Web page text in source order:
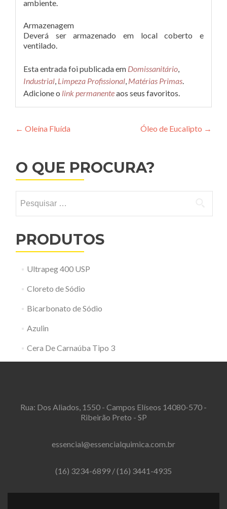
ambiente.
Armazenagem
Deverá ser armazenado em local coberto e
ventilado.
Esta entrada foi publicada em Domissanitário,
Industrial, Limpeza Profissional, Matérias Primas.
Adicione o link permanenteaos seus favoritos.
Navegação
Post
← Oleína Fluída Óleo de Eucalipto →
O QUE PROCURA?
por:
PRODUTOS
Ultrapeg 400 USP
Cloreto de Sódio
Bicarbonato de Sódio
Azulin
Cera De Carnaúba Tipo 3
Rua: Dos Aliados, 1550 - Campos Elíseos 14080-570 -
Ribeirão Preto - SP
essencial@essencialquimica.com.br
(16) 3234-6899 /(16) 3441-4935